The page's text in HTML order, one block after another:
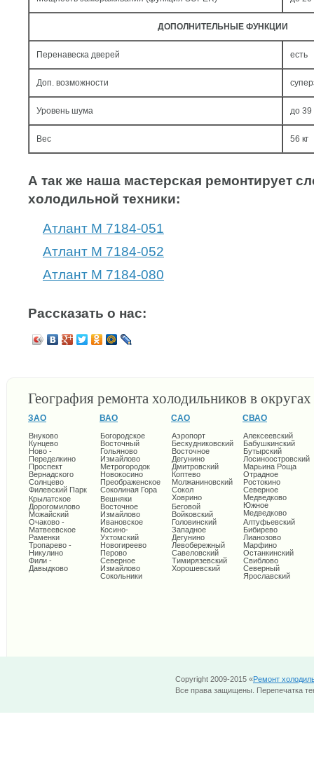
ДОПОЛНИТЕЛЬНЫЕ ФУНКЦИИ
Перенавеска дверей есть
Доп. возможности
Уровень шума до 39
Вес 56 кг
А так же наша мастерская ремонтирует
холодильной техники:
Атлант М 7184-051
Атлант М 7184-052
Атлант М 7184-080
Рассказать о нас:
География ремонта холодильников в
ЗАО
Внуково
Кунцево
Ново -
Переделкино
Проспект
Вернадского
Солнцево
Филевский Парк
Крылатское
Дорогомилово
Можайский
Очаково -
Матвеевское
Раменки
Тропарево -
Никулино
Фили -
Давыдково
ВАО
Богородское
Восточный
Гольяново
Измайлово
Метрогородок
Новокосино
Преображенское
Соколиная Гора
Вешняки
Восточное
Измайлово
Ивановское
Косино-
Ухтомский
Новогиреево
Перово
Северное
Измайлово
Сокольники
САО
Аэропорт
Бескудниковский
Восточное
Дегунино
Дмитровский
Коптево
Молжаниновский
Сокол
Ховрино
Беговой
Войковский
Головинский
Западное
Дегунино
Левобережный
Савеловский
Тимирязевский
Хорошевский
СВАО
Алексеевский
Бабушкинский
Бутырский
Лосиноостровский
Марьина Роща
Отрадное
Ростокино
Северное
Медведково
Южное
Медведково
Алтуфьевский
Бибирево
Лианозово
Марфино
Останкинский
Свиблово
Северный
Ярославский
Copyright 2009-2015 «Ремонт
Все права защищены. Перепечатка